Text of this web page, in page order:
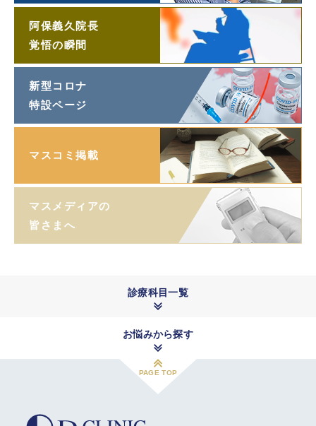
阿保義久院長
覚悟の瞬間
新型コロナ
特設ページ
マスコミ掲載
マスメディアの
皆さまへ
診療科目一覧
お悩みから探す
PAGE TOP